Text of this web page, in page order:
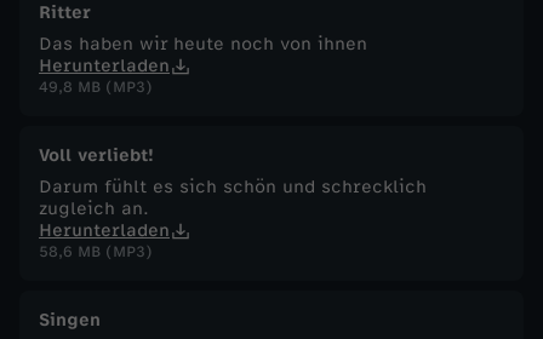
Ritter
Das haben wir heute noch von ihnen
Herunterladen
49,8 MB (MP3)
Voll verliebt!
Darum fühlt es sich schön und schrecklich
zugleich an.
Herunterladen
58,6 MB (MP3)
Singen